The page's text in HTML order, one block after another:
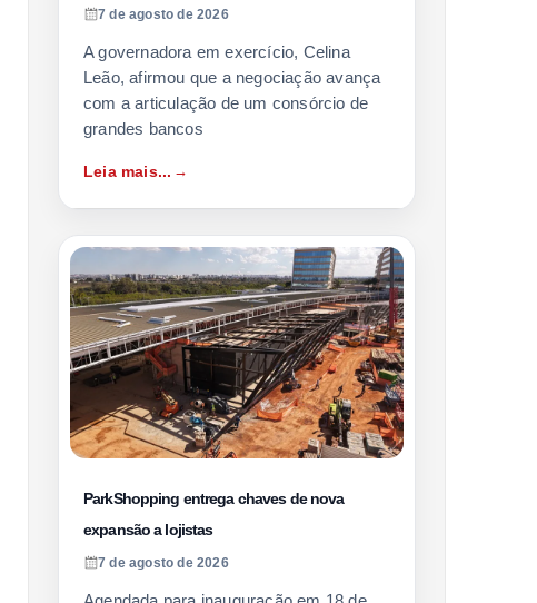
7 de agosto de 2026
A governadora em exercício, Celina
Leão, afirmou que a negociação avança
com a articulação de um consórcio de
grandes bancos
Leia mais...
ParkShopping entrega chaves de nova
expansão a lojistas
7 de agosto de 2026